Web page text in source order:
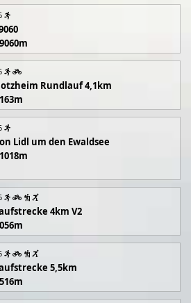
Rundlauf 4,1km
Lidl um den Ewaldsee
4km V2
5,5km